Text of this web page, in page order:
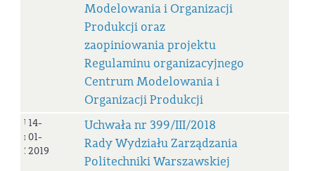
Modelowania i Organizacji
Produkcji oraz
zaopiniowania projektu
Regulaminu organizacyjnego
Centrum Modelowania i
Organizacji Produkcji
Uchwała
nr
399/III/2018
14-
01-
2019
Uchwała nr 399/III/2018
Rady Wydziału Zarządzania
Politechniki Warszawskiej